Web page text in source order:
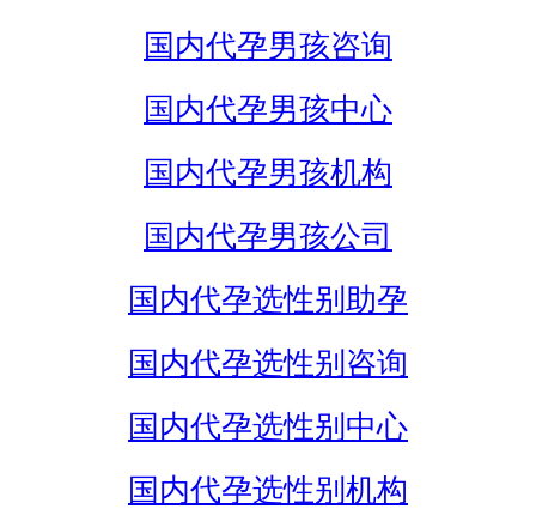
国内代孕男孩咨询
国内代孕男孩中心
国内代孕男孩机构
国内代孕男孩公司
国内代孕选性别助孕
国内代孕选性别咨询
国内代孕选性别中心
国内代孕选性别机构